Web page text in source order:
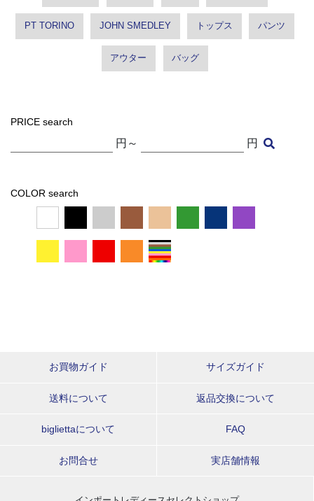
PT TORINO JOHN SMEDLEY トップス パンツ
アウター バッグ
PRICE search
円～ 円
COLOR search
お買物ガイド サイズガイド
送料について 返品交換について
bigliettaについて FAQ
お問合せ 実店舗情報